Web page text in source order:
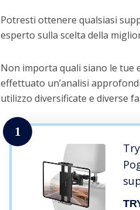
Potresti ottenere qualsiasi
esperto sulla scelta della
Non importa quali siano le tue
effettuato un’analisi
utilizzo diversificate e diverse
1